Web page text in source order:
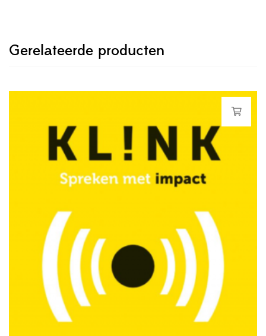
Gerelateerde producten